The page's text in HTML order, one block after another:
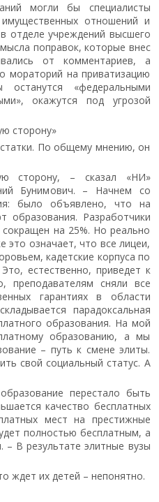
могли бы специалисты
отношений и
отделе учреждений высшего
поправок, которые внес
от комментариев, а
мораторий на приватизацию
«федеральными
окажутся под угрозой
сторону»
По общему мнению, он
сторону, – сказал «НИ»
Бунимович. – Начнем со
было объявлено, что на
образования. Разработчики
на 25%. Но реально
это означает, что все лицеи,
кадетские корпуса по
естественно, приведет к
преподавателям сняли все
гарантиях в области
парадоксальная
образования. На мой
образованию, а мы
– путь к смене элиты.
свой социальный статус. А
перестало быть
качество бесплатных
мест на престижные
полностью бесплатным, а
В результате элитные вузы
ждет их детей – непонятно.